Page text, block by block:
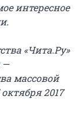
интересное
«Чита.Ру»
—
массовой
2017